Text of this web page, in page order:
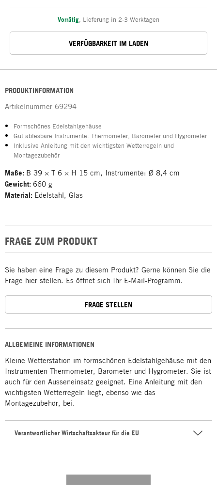
Vorrätig Lieferung in 2-3 Werktagen
VERFÜGBARKEIT IM LADEN
ALLGEMEINE INFORMATIONEN
Kleine Wetterstation im formschönen Edelstahlgehäuse mit den
Instrumenten Thermometer, Barometer und Hygrometer. Sie ist
auch für den Ausseneinsatz geeignet. Eine Anleitung mit den
wichtigsten Wetterregeln liegt, ebenso wie das
Montagezubehör, bei.
Verantwortlicher Wirtschaftsakteur für die EU
PRODUKTINFORMATION
Artikelnummer 69294
Formschönes Edelstahlgehäuse
Gut ablesbare Instrumente: Thermometer, Barometer und Hygrometer
Inklusive Anleitung mit den wichtigsten Wetterregeln und
Montagezubehör
Maße: B 39 × T 6 × H 15 cm, Instrumente: Ø 8,4 cm
Gewicht: 660 g
Material: Edelstahl, Glas
FRAGE ZUM PRODUKT
Sie haben eine Frage zu diesem Produkt? Gerne können Sie die
Frage hier stellen. Es öffnet sich Ihr E-Mail-Programm.
FRAGE STELLEN